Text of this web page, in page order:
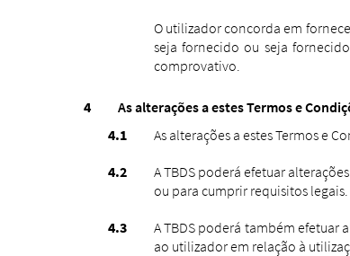
O utilizador concorda em
seja fornecido ou seja
comprovativo.
As alterações a estes Termos e
As alterações a estes Termos e
A TBDS poderá efetuar
ou para cumprir requisitos legais.
A TBDS poderá também efetuar
ao utilizador em relação à